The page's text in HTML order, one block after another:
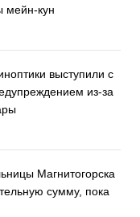
мейн-кун
выступили с
из-за
Магнитогорска
сумму, пока